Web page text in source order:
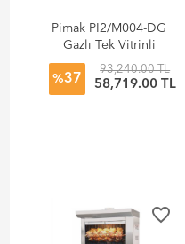
Pimak PI2/M004-DG
Gazlı Tek Vitrinli
Çevirme Makinesi
%37
93,240.00 TL
58,719.00 TL
favorite_border